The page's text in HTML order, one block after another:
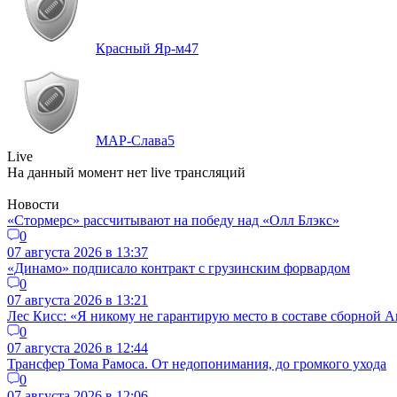
Красный Яр-м47
МАР-Слава5
Live
На данный момент нет live трансляций
Новости
«Стормерс» рассчитывают на победу над «Олл Блэкс»
0
07 августа 2026 в 13:37
«Динамо» подписало контракт с грузинским форвардом
0
07 августа 2026 в 13:21
Лес Кисс: «Я никому не гарантирую место в составе сборной
0
07 августа 2026 в 12:44
Трансфер Тома Рамоса. От недопонимания, до громкого ухода
0